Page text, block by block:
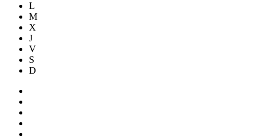
L
M
X
J
V
S
D